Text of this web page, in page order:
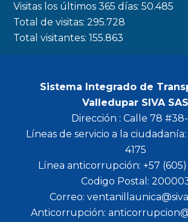
m
Visitas los últimos 365 días:50.485
Total de visitas:295.728
Total visitantes:155.863
Sistema Integrado de
Valledupar SIVA SAS
Dirección : Calle 78
Líneas de servicio a la ciudadanía:
4175
Línea anticorrupción: +57
Codigo Postal:
Correo:
Anticorrupción: